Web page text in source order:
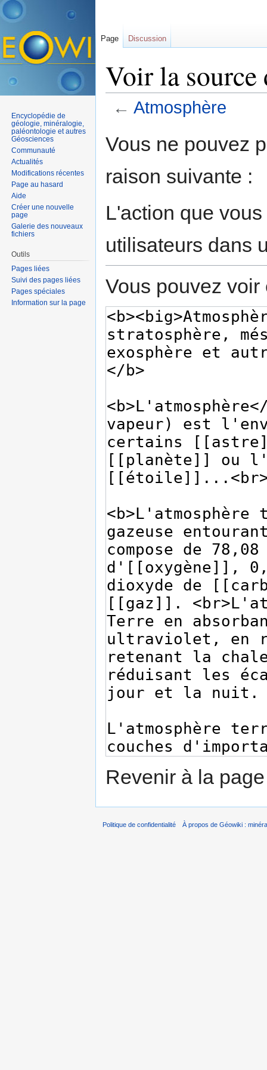
Voir la source
← Atmosphère
Vous ne pouvez
raison suivante :
L'action que
utilisateurs dans
Vous pouvez
Revenir à la
Page Discussion
Encyclopédie de
géologie, minéralogie,
paléontologie et autres
Géosciences
Communauté
Actualités
Modifications récentes
Page au hasard
Aide
Créer une nouvelle
page
Galerie des nouveaux
fichiers
Outils
Pages liées
Suivi des pages liées
Pages spéciales
Information sur la page
Politique de confidentialité À propos de Géowiki :